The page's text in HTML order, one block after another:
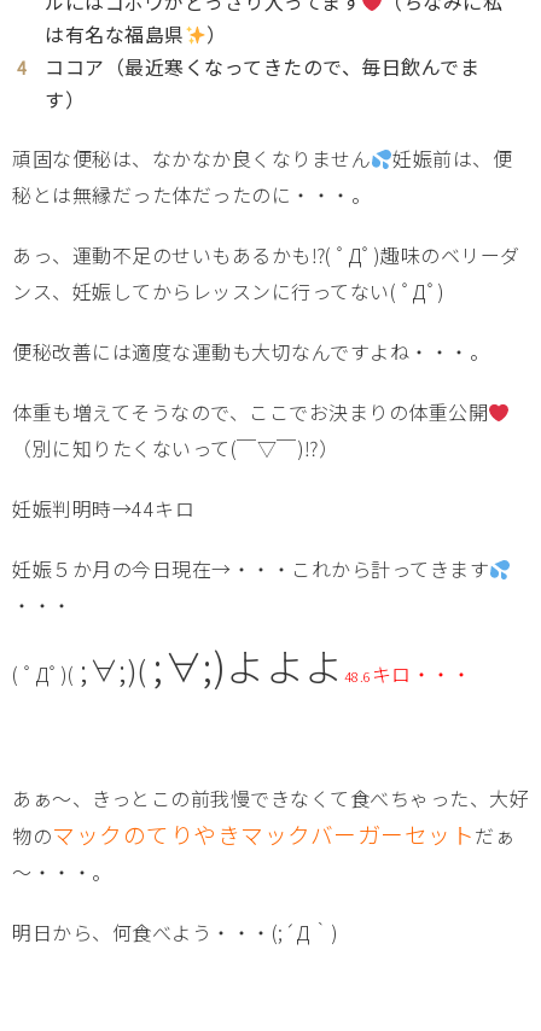
は有名な福島県
）
ココア（最近寒くなってきたので、毎日飲んでま
す）
頑固な便秘は、なかなか良くなりません
妊娠前は、便
秘とは無縁だった体だったのに・・・。
あっ、運動不足のせいもあるかも⁉( ﾟДﾟ)趣味のベリーダ
ンス、妊娠してからレッスンに行ってない( ﾟДﾟ)
便秘改善には適度な運動も大切なんですよね・・・。
体重も増えてそうなので、ここでお決まりの体重公開
（別に知りたくないって(￣▽￣)⁉）
妊娠判明時→44キロ
妊娠５か月の今日現在→・・・これから計ってきます
・・・
( ﾟДﾟ)( ;∀;)( ;∀;)よよよ 48.6 キロ・・・
あぁ～、きっとこの前我慢できなくて食べちゃった、大好
物のマックのてりやきマックバーガーセットだぁ
～・・・。
明日から、何食べよう・・・(;´Д｀)